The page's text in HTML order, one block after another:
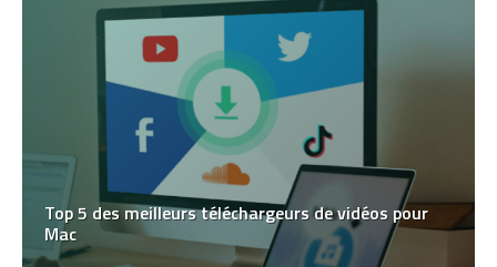
Top 5 des meilleurs téléchargeurs de vidéos pour
Mac